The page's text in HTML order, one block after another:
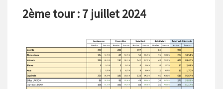
2ème tour : 7 juillet 2024